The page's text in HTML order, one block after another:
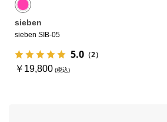
sieben
sieben SIB-05
5.0 （2）
￥19,800